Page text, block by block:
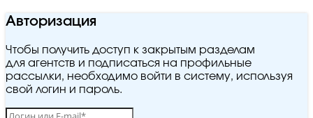
Авторизация
Чтобы получить доступ к закрытым разделам
для агентств и подписаться на профильные
рассылки, необходимо войти в систему, используя
свой логин и пароль.